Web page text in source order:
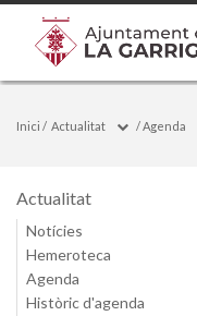
Inici / Actualitat /Agenda
Actualitat
Notícies
Hemeroteca
Agenda
Històric d'agenda